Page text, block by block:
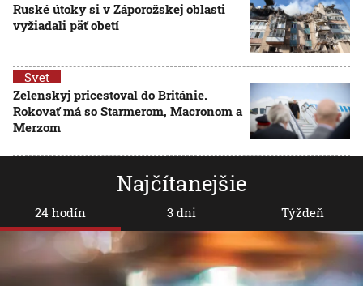
Ruské útoky si v Záporožskej oblasti
vyžiadali päť obetí
Svet
Zelenskyj pricestoval do Británie.
Rokovať má so Starmerom, Macronom a
Merzom
Najčítanejšie
24 hodín 3 dni Týždeň